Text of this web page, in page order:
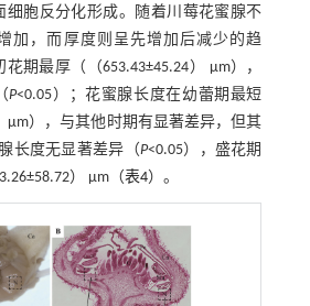
细胞反分化形成。随着川莓花蜜腺不
加，而厚度则呈先增加后减少的趋
期最厚（（653.43±45.24） μm），
P<0.05）；花蜜腺长度在幼蕾期最短
μm），与其他时期有显著差异，但其
长度无显著差异（P<0.05），盛花期
） μm（表4）。